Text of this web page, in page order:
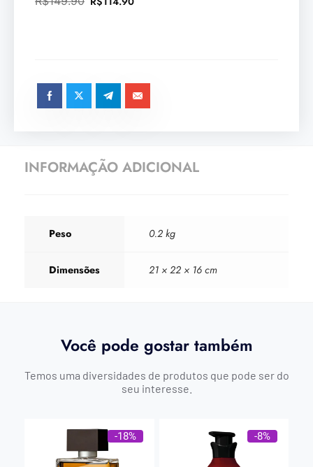
INFORMAÇÃO ADICIONAL
Peso 0.2 kg
Dimensões 21 × 22 × 16 cm
Você pode gostar também
Temos uma diversidades de produtos que pode ser do
seu interesse.
-18% -8%